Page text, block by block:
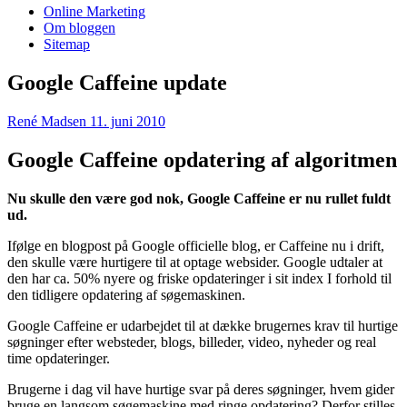
Online Marketing
Om bloggen
Sitemap
Google Caffeine update
René Madsen 11. juni 2010
Google Caffeine opdatering af algoritmen
Nu skulle den være god nok, Google Caffeine er nu rullet fuldt
ud.
Ifølge en blogpost på Google officielle blog, er Caffeine nu i drift,
den skulle være hurtigere til at optage websider. Google udtaler at
den har ca. 50% nyere og friske opdateringer i sit index I forhold til
den tidligere opdatering af søgemaskinen.
Google Caffeine er udarbejdet til at dække brugernes krav til hurtige
søgninger efter websteder, blogs, billeder, video, nyheder og real
time opdateringer.
Brugerne i dag vil have hurtige svar på deres søgninger, hvem gider